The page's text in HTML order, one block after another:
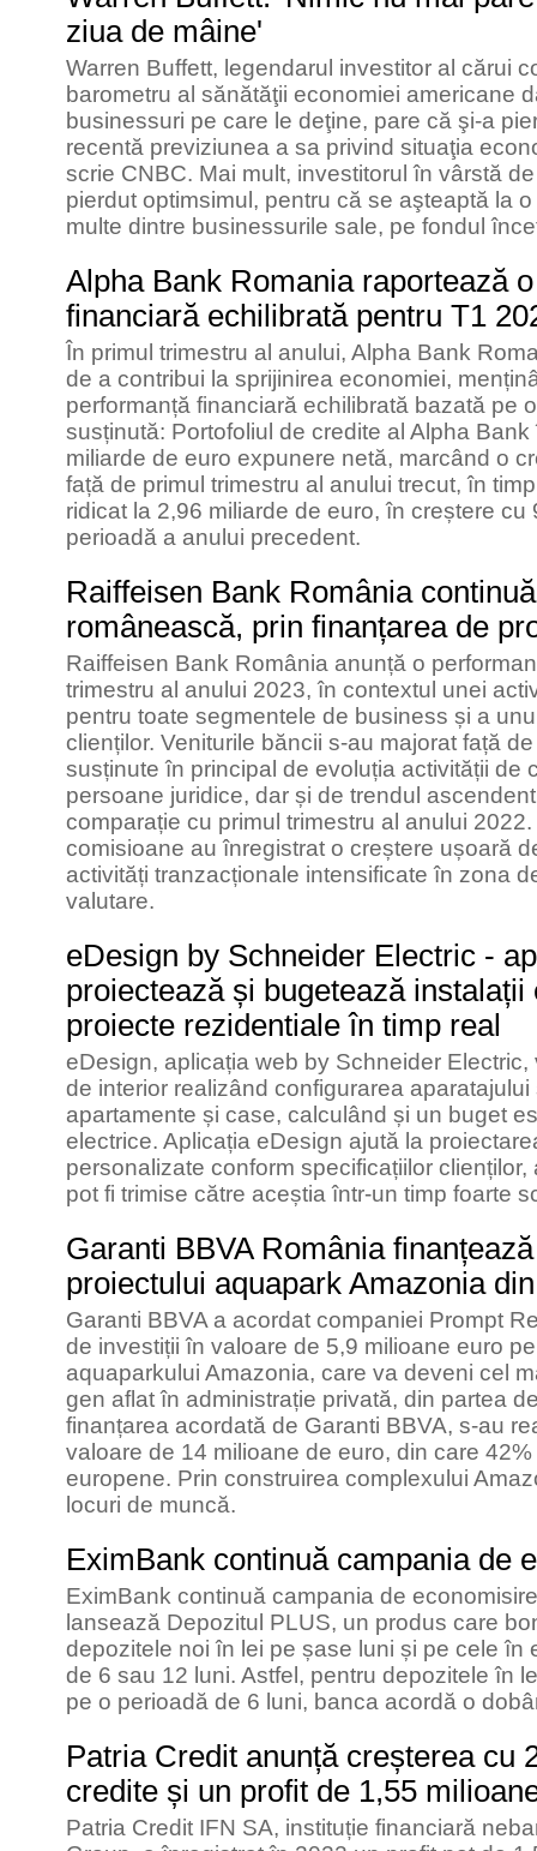
ziua de mâine'
Warren Buffett, legendarul investitor al cărui
barometru al sănătăţii economiei americane
businessuri pe care le deţine, pare că şi-a
recentă previziunea a sa privind situaţia
scrie CNBC. Mai mult, investitorul în vârstă
pierdut optimsimul, pentru că se aşteaptă la
multe dintre businessurile sale, pe fondul
Alpha Bank Romania raportează
financiară echilibrată pentru T1
În primul trimestru al anului, Alpha Bank
de a contribui la sprijinirea economiei,
performanță financiară echilibrată bazată pe
susținută: Portofoliul de credite al Alpha
miliarde de euro expunere netă, marcând o
față de primul trimestru al anului trecut, în
ridicat la 2,96 miliarde de euro, în creștere
perioadă a anului precedent.
Raiffeisen Bank România
românească, prin finanțarea de
Raiffeisen Bank România anunță o
trimestru al anului 2023, în contextul unei
pentru toate segmentele de business și a
clienților. Veniturile băncii s-au majorat față
susținute în principal de evoluția activității de
persoane juridice, dar și de trendul
comparație cu primul trimestru al anului
comisioane au înregistrat o creștere ușoară
activități tranzacționale intensificate în zona
valutare.
eDesign by Schneider Electric -
proiectează și bugetează instalații
proiecte rezidentiale în timp real
eDesign, aplicația web by Schneider
de interior realizând configurarea
apartamente și case, calculând și un buget
electrice. Aplicația eDesign ajută la
personalizate conform specificațiilor
pot fi trimise către aceștia într-un timp foarte
Garanti BBVA România
proiectului aquapark Amazonia
Garanti BBVA a acordat companiei Prompt
de investiții în valoare de 5,9 milioane euro
aquaparkului Amazonia, care va deveni cel
gen aflat în administrație privată, din partea
finanțarea acordată de Garanti BBVA, s-au
valoare de 14 milioane de euro, din care
europene. Prin construirea complexului
locuri de muncă.
EximBank continuă campania de
EximBank continuă campania de
lansează Depozitul PLUS, un produs care
depozitele noi în lei pe șase luni și pe cele în
de 6 sau 12 luni. Astfel, pentru depozitele în
pe o perioadă de 6 luni, banca acordă o
Patria Credit anunță creșterea cu
credite și un profit de 1,55
Patria Credit IFN SA, instituție financiară